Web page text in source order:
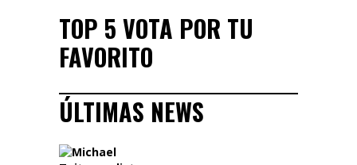
TOP 5 VOTA POR TU
FAVORITO
ÚLTIMAS NEWS